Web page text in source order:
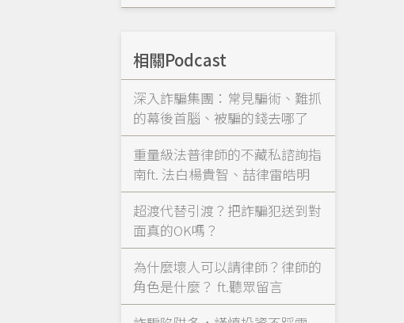
相關Podcast
深入詐騙集團：常見騙術、難抓
的幕後首腦、被騙的錢去哪了
重量級法普律師的不藏私諮詢指
南ft. 法白楊貴智、喆律雷皓明
超渡代替引渡？把詐騙犯送到對
面真的OK嗎？
為什麼壞人可以請律師？律師的
角色是什麼？ ft.聽眾留言